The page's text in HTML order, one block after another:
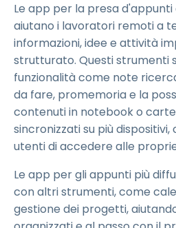
Le app per la presa d'appunti
aiutano i lavoratori remoti a
informazioni, idee e attività
strutturato. Questi strumenti
funzionalità come note
da fare, promemoria e la
contenuti in notebook o
sincronizzati su più
utenti di accedere alle
Le app per gli appunti più
con altri strumenti, come
gestione dei progetti,